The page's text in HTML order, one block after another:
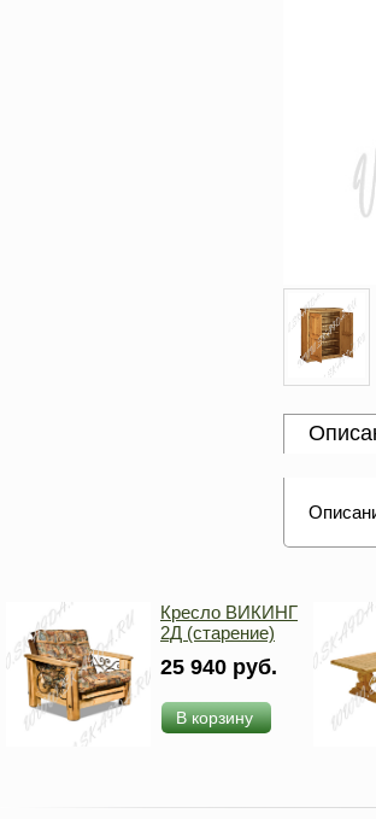
Кресло ВИКИНГ
2Д (старение)
25 940 руб.
В корзину